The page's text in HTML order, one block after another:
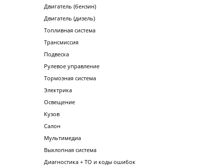
Двигатель (бензин)
Двигатель (дизель)
Топливная система
Трансмиссия
Подвеска
Рулевое управление
Тормозная система
Электрика
Освещение
Кузов
Салон
Мультимедиа
Выхлопная система
Диагностика + ТО и коды ошибок